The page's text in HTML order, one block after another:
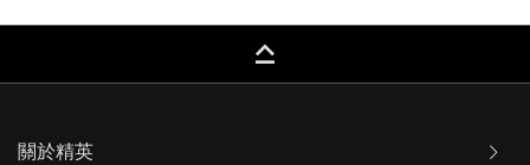
keyboard_capslock
關於精英